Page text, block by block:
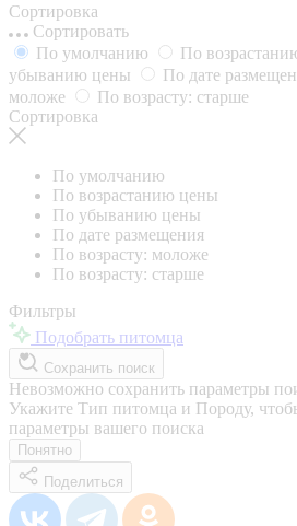
Сортировка
Сортировать
По умолчанию
По
убыванию цены
По дате
моложе
По возрасту: старше
Сортировка
По умолчанию
По возрастанию цены
По убыванию цены
По дате размещения
По возрасту: моложе
По возрасту: старше
Фильтры
Подобрать питомца
Сохранить поиск
Невозможно сохранить параметры
Укажите Тип питомца и Породу,
параметры вашего поиска
Понятно
Поделиться